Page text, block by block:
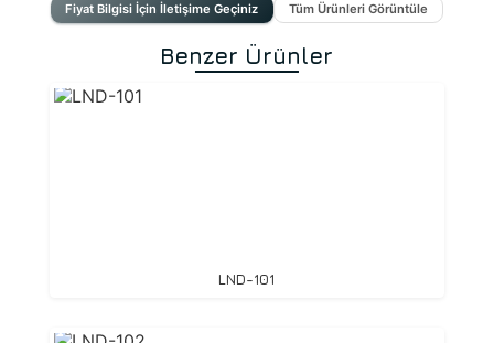
Fiyat Bilgisi İçin İletişime Geçiniz Tüm Ürünleri Görüntüle
Benzer Ürünler
LND-101